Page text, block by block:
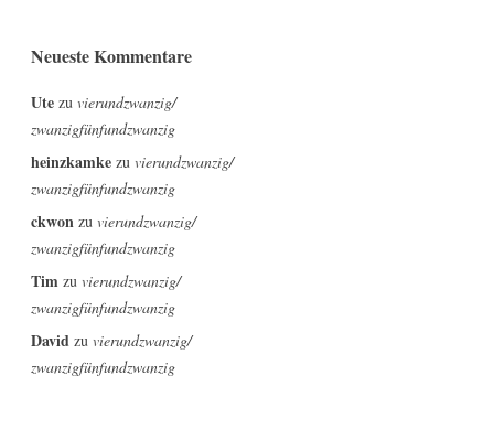
Neueste Kommentare
Ute zu vierundzwanzig/
zwanzigfünfundzwanzig
heinzkamke zu vierundzwanzig/
zwanzigfünfundzwanzig
ckwon zu vierundzwanzig/
zwanzigfünfundzwanzig
Tim zu vierundzwanzig/
zwanzigfünfundzwanzig
David zu vierundzwanzig/
zwanzigfünfundzwanzig